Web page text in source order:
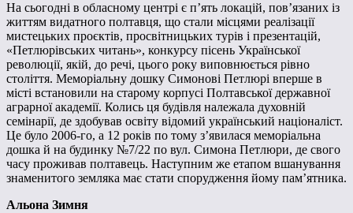
На сьогодні в обласному центрі є п’ять локацій, пов’язаних із
життям видатного полтавця, що стали місцями реалізації
мистецьких проєктів, просвітницьких турів і презентацій,
«Петлюрівських читань», конкурсу пісень Української
революції, якій, до речі, цього року виповнюється рівно
століття. Меморіальну дошку Симонові Петлюрі вперше в
місті встановили на старому корпусі Полтавської державної
аграрної академії. Колись ця будівля належала духовній
семінарії, де здобував освіту відомий український націоналіст.
Це було 2006-го, а 12 років по тому з’явилася меморіальна
дошка й на будинку №7/22 по вул. Симона Петлюри, де свого
часу проживав полтавець. Наступним же етапом вшанування
знаменитого земляка має стати спорудження йому пам’ятника.
Альона Зимня